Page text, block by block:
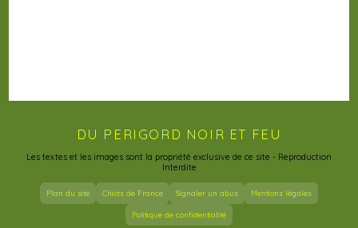
DU PERIGORD NOIR ET FEU
Les textes et les images sont la propriété exclusive de ce site - Reproduction
Interdite
Plan du site Chiots de France Signaler un abus Mentions légales
Politique de confidentialité